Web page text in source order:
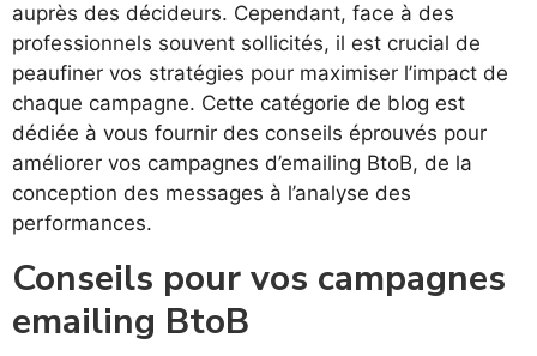
auprès des décideurs. Cependant, face à des
professionnels souvent sollicités, il est crucial de
peaufiner vos stratégies pour maximiser l’impact de
chaque campagne. Cette catégorie de blog est
dédiée à vous fournir des conseils éprouvés pour
améliorer vos campagnes d’emailing BtoB, de la
conception des messages à l’analyse des
performances.
Conseils pour vos campagnes
emailing BtoB